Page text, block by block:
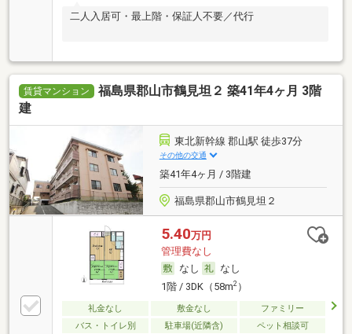
二人入居可・最上階・保証人不要／代行
賃貸マンション
福島県郡山市鶴見坦２ 築41年4ヶ月 3階
建
東北新幹線 郡山駅 徒歩37分
その他の交通
築41年4ヶ月 / 3階建
福島県郡山市鶴見坦２
5.40万円
管理費なし
なし
なし
1階 / 3DK（58m2）
礼金なし 敷金なし
ファミリー
バス・トイレ別
駐車場(近隣含) ペット相談可